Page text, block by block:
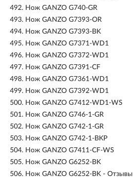
492. Нож GANZO G740-GR
493. Нож GANZO G7393-OR
494. Нож GANZO G7393-BK
495. Нож GANZO G7371-WD1
496. Нож GANZO G7372-WD1
497. Нож GANZO G7391-CF
498. Нож GANZO G7361-WD1
499. Нож GANZO G7392-WD1
500. Нож GANZO G7412-WD1-WS
501. Нож GANZO G746-1-GR
502. Нож GANZO G742-1-GR
503. Нож GANZO G742-1-BKP
504. Нож GANZO G7411-CF-WS
505. Нож GANZO G6252-BK
506. Нож GANZO G6252-BK - Отзывы